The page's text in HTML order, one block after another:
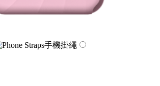
手機掛繩